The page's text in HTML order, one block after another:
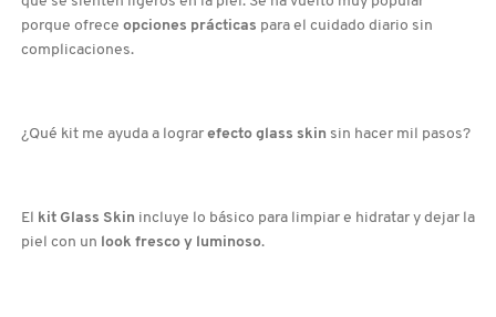
COMMODITY
porque ofrece opciones prácticas para el cuidado diario sin
complicaciones.
¿Qué kit me ayuda a lograr efecto glass skin sin hacer mil pasos?
El kit Glass Skin incluye lo básico para limpiar e hidratar y dejar la
piel con un look fresco y luminoso.